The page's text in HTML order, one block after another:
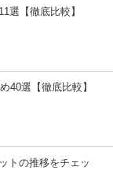
選【徹底比較】
40選【徹底比較】
トの推移をチェッ